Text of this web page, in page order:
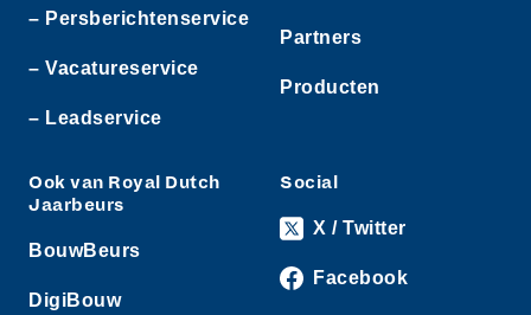
– Persberichtenservice
– Vacatureservice
– Leadservice
Partners
Producten
Ook van Royal Dutch
Jaarbeurs
BouwBeurs
DigiBouw
Social
X / Twitter
Facebook